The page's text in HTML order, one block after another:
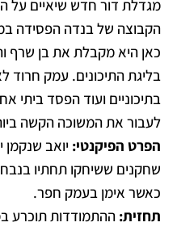
מגדלת דור חדש שיאיים על
הקבוצה של בנדה הפסידה
כאן היא מקבלת את בן שרף
בליגת התיכונים. עמק חרוד
בתיכוניים ועוד הפסד ביתי
לעבור את המשוכה הקשה
הפרט הפיקנטי: יואב
שחקנים ששיחקו תחתיו
כאשר אימן בעמק חפר.
תחזית: ההתמודדות תוכרע